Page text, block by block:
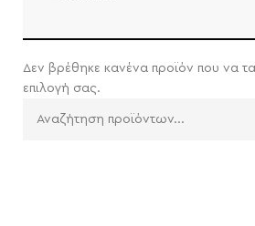
Δεν βρέθηκε κανένα προϊόν που να
επιλογή σας.